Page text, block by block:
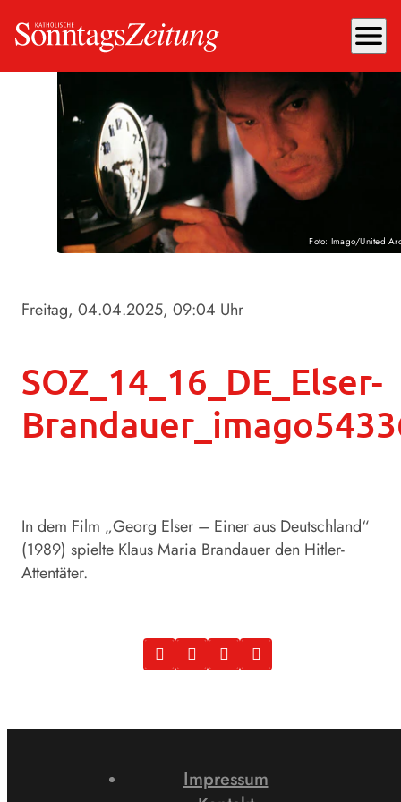
menu
Foto: Imago/United
Freitag, 04.04.2025, 09:04 Uhr
SOZ_14_16_DE_Elser-
In dem Film „Georg Elser – Einer aus Deutschland“
(1989) spielte Klaus Maria Brandauer den Hitler-
Attentäter.
Impressum